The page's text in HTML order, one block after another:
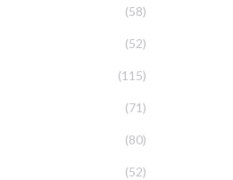
(58)
(52)
(115)
(71)
(80)
(52)